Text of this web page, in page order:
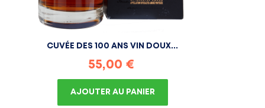
CUVÉE DES 100 ANS VIN DOUX...
Prix
55,00 €
AJOUTER AU PANIER